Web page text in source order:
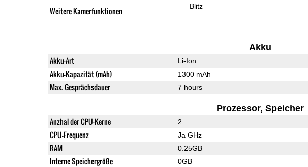
Weitere Kamerfunktionen Blitz
Akku
Akku-Art Li-Ion
Akku-Kapazität (mAh) 1300 mAh
Max. Gesprächsdauer 7 hours
Prozessor, Speicher
Anzhal der CPU-Kerne 2
CPU-Frequenz Ja GHz
RAM 0.25GB
Interne Speichergröße 0GB